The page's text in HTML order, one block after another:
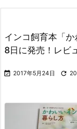
インコ飼育本「
8日に発売！レビ
 2017年5月24日 